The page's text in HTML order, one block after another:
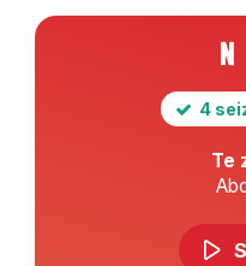
4
Te